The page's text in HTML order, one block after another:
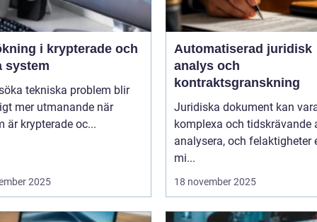
i krypterade och
system
tekniska problem blir
mer utmanande när
är krypterade oc...
2025
Automatiserad juridisk
analys och
kontraktsgranskning
Juridiska dokument kan
komplexa och tidskrävande
analysera, och felaktigheter
mi...
18 november 2025